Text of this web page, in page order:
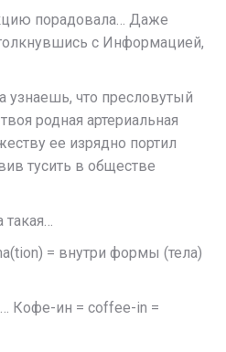
порадовала… Даже
с Информацией,
узнаешь, что пресловутый
родная артериальная
ее изрядно портил
тусить в обществе
= внутри формы (тела)
Кофе-ин = coffee-in =